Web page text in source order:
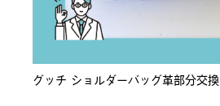
グッチ ショルダーバッグ革部分交換